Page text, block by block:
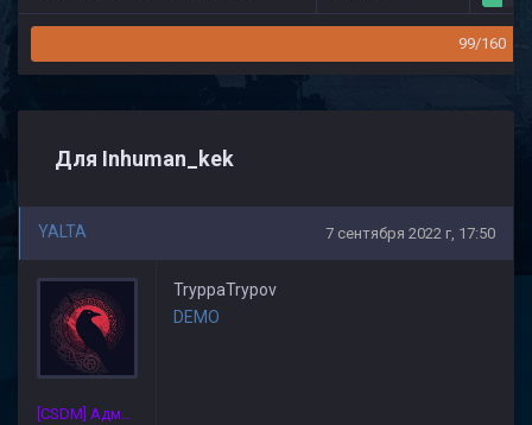
99/160
Для Inhuman_kek
YALTA 7 сентября 2022 г, 17:50
[CSDM] Администратор
TryppaTrypov
DEMO